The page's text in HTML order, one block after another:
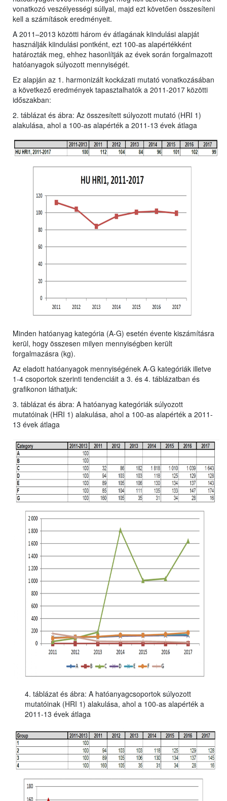
vonatkozó veszélyességi súllyal, majd ezt követően összesíteni
kell a számítások eredményeit.
A 2011–2013 közötti három év átlagának kiindulási alapját
használják kiindulási pontként, ezt 100-as alapértékként
határozták meg, ehhez hasonlítják az évek során forgalmazott
hatóanyagok súlyozott mennyiségét.
Ez alapján az 1. harmonizált kockázati mutató vonatkozásában
a következő eredmények tapasztalhatók a 2011-2017 közötti
időszakban:
2. táblázat és ábra: Az összesített súlyozott mutató (HRI 1)
alakulása, ahol a 100-as alapérték a 2011-13 évek átlaga
Minden hatóanyag kategória (A-G) esetén évente kiszámításra
kerül, hogy összesen milyen mennyiségben került
forgalmazásra (kg).
Az eladott hatóanyagok mennyiségének A-G kategóriák illetve
1-4 csoportok szerinti tendenciáit a 3. és 4. táblázatban és
grafikonon láthatjuk:
3. táblázat és ábra: A hatóanyag kategóriák súlyozott
mutatóinak (HRI 1) alakulása, ahol a 100-as alapérték a 2011-
13 évek átlaga
4. táblázat és ábra: A hatóanyagcsoportok súlyozott
mutatóinak (HRI 1) alakulása, ahol a 100-as alapérték a
2011-13 évek átlaga